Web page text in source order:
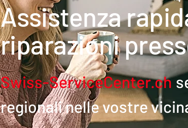
Assistenza
riparazioni
Swiss-ServiceCenter.ch
regionali nelle vostre